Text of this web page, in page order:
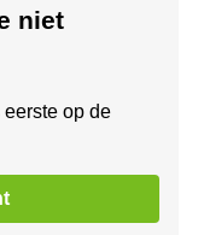
niet
op de